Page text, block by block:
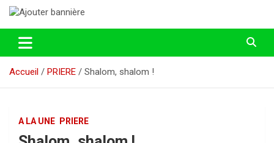
Accueil PRIERE Shalom, shalom !
A LA UNE PRIERE